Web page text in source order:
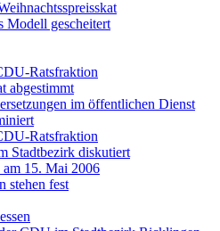
Modell gescheitert
Ratsfraktion
abgestimmt
im öffentlichen Dienst
Ratsfraktion
Stadtbezirk diskutiert
am 15. Mai 2006
stehen fest